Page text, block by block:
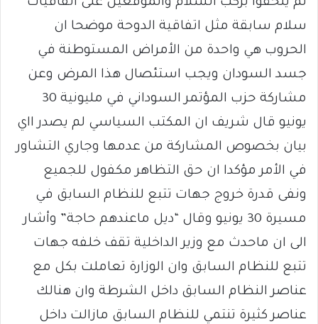
سلام سابقة مثل اتفاقية الدوحة موضحا ان
الحروب هي واحدة من الأمراض المستوطنة في
جسد السودان ويجب استئصال هذا المرض وعن
مشاركة حزب المؤتمر السوداني في مليونية 30
يونيو قال شريف ان المكتب السياسي لم يصدر ااي
بيان بخصوص المشاركة من عدمها وجاري التشاور
في الأمر مؤكدا ان حق التظاهر مكفول للجميع
ونفى قدرة خروج جهات تتبع للنظام السابق في
مسيرة 30 يونيو وقال “ديل ماعندهم حاجة” وأشار
الى ان ماحدث مع وزير الداخلية تقف خلفه جهات
تتبع للنظام السابق وان الوزارة تعاملت بكل مع
عناصر النظام السابق داخل الشرطة وان هنالك
عناصر كثيرة تنتمي للنظام السابق مازالت داخل